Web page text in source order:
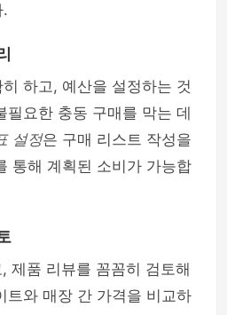
.
하고, 예산을 설정하는 것
필요한 충동 구매를 막는 데
설정은 구매 리스트 작성을
통해 계획된 소비가 가능합
제품 리뷰를 꼼꼼히 검토해
트와 매장 간 가격을 비교하